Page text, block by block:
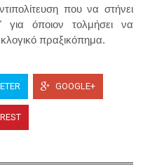
που να στήνει
για όποιον τολμήσει να
πραξικόπημα.
GOOGLE+